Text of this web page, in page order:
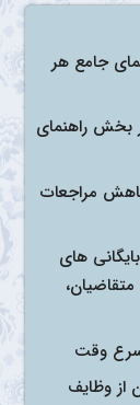
جامع هر
راهنمای
کاهش مراجعات
های
وقت
از وظایف